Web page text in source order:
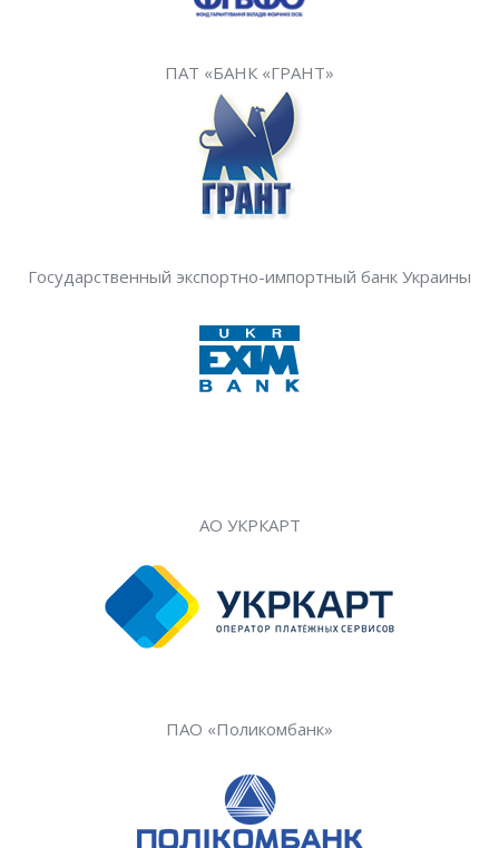
ПАТ «БАНК «ГРАНТ»
Государственный экспортно-импортный банк Украины
АО УКРКАРТ
ПАО «Поликомбанк»